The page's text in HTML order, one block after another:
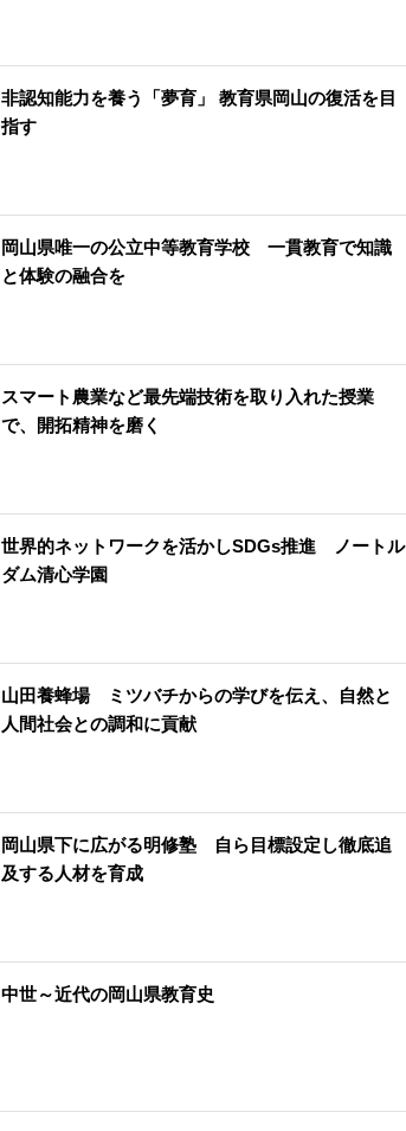
非認知能力を養う「夢育」 教育県岡山の復活を目
指す
岡山県唯一の公立中等教育学校 一貫教育で知識
と体験の融合を
スマート農業など最先端技術を取り入れた授業
で、開拓精神を磨く
世界的ネットワークを活かしSDGs推進 ノートル
ダム清心学園
山田養蜂場 ミツバチからの学びを伝え、自然と
人間社会との調和に貢献
岡山県下に広がる明修塾 自ら目標設定し徹底追
及する人材を育成
中世～近代の岡山県教育史